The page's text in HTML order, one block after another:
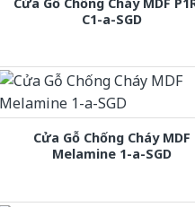
C1-a-SGD
Cửa Gỗ Chống Cháy MDF
Melamine 1-a-SGD